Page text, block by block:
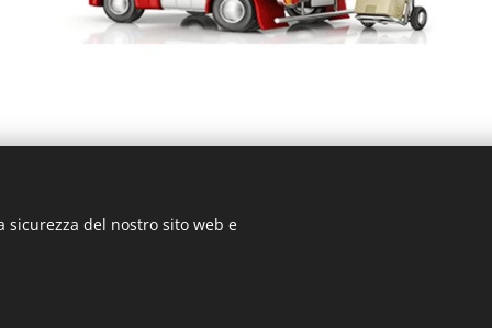
del nostro sito web e